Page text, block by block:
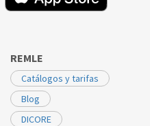
REMLE
Catálogos y tarifas
Blog
DICORE